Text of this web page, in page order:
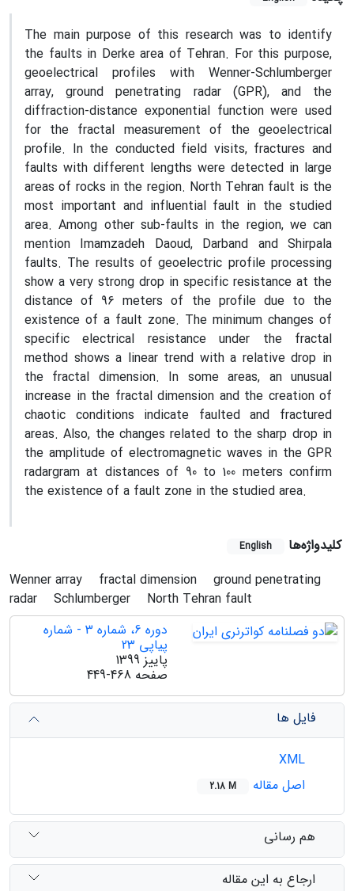
The main purpose of this research was to identify
the faults in Derke area of Tehran. For this purpose,
geoelectrical profiles with Wenner-Schlumberger
array, ground penetrating radar (GPR), and the
diffraction-distance exponential function were used
for the fractal measurement of the geoelectrical
profile. In the conducted field visits, fractures and
faults with different lengths were detected in large
areas of rocks in the region. North Tehran fault is the
most important and influential fault in the studied
area. Among other sub-faults in the region, we can
mention Imamzadeh Daoud, Darband and Shirpala
faults. The results of geoelectric profile processing
show a very strong drop in specific resistance at the
distance of 96 meters of the profile due to the
existence of a fault zone. The minimum changes of
specific electrical resistance under the fractal
method shows a linear trend with a relative drop in
the fractal dimension. In some areas, an unusual
increase in the fractal dimension and the creation of
chaotic conditions indicate faulted and fractured
areas. Also, the changes related to the sharp drop in
the amplitude of electromagnetic waves in the GPR
radargram at distances of 90 to 100 meters confirm
the existence of a fault zone in the studied area.
کلیدواژه‌ها English
Wenner array fractal dimension
ground penetrating
radar
Schlumberger
North Tehran fault
دوره 6، شماره 3 - شماره
پیاپی 23
پاییز 1399
صفحه 449-468
فایل ها
اصل مقاله
2.18 M
هم رسانی
ارجاع به این مقاله